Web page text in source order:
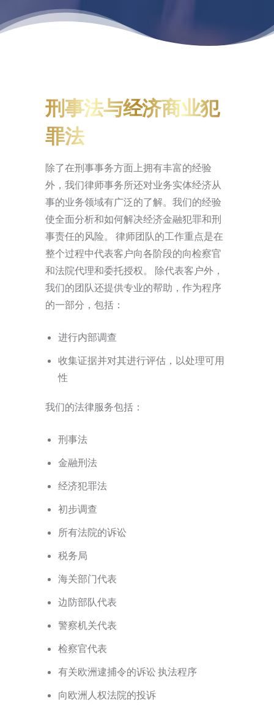
刑事法与经济商业犯
罪法
除了在刑事事务方面上拥有丰富的经验
外，我们律师事务所还对业务实体经济从
事的业务领域有广泛的了解。我们的经验
使全面分析和如何解决经济金融犯罪和刑
事责任的风险。 律师团队的工作重点是在
整个过程中代表客户向各阶段的向检察官
和法院代理和委托授权。 除代表客户外，
我们的团队还提供专业的帮助，作为程序
的一部分，包括：
进行内部调查
收集证据并对其进行评估，以处理可用
性
我们的法律服务包括：
刑事法
金融刑法
经济犯罪法
初步调查
所有法院的诉讼
税务局
海关部门代表
边防部队代表
警察机关代表
检察官代表
有关欧洲逮捕令的诉讼 执法程序
向欧洲人权法院的投诉